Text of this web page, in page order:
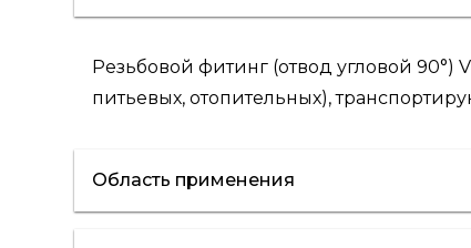
Резьбовой фитинг (отвод угловой 90°)
питьевых, отопительных),
Область применения